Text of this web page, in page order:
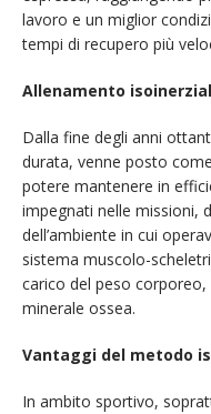
lavoro e un miglior
tempi di recupero più
Allenamento
Dalla fine degli anni
durata, venne posto
potere mantenere in
impegnati nelle missioni,
dell’ambiente in cui
sistema muscolo-
carico del peso
minerale ossea.
Vantaggi del metodo
In ambito sportivo,